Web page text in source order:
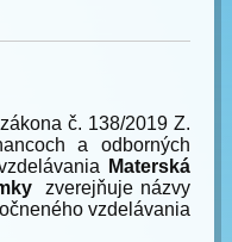
č. 138/2019 Z.
a odborných
Materská
zverejňuje názvy
vzdelávania